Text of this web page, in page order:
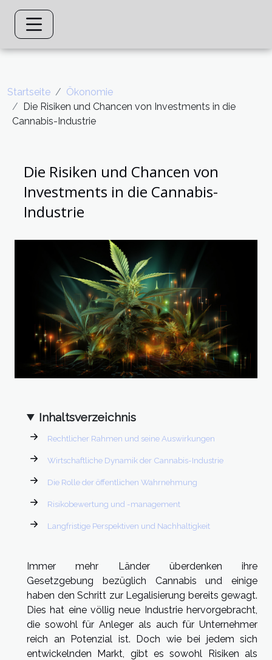
Startseite
Ökonomie
Die Risiken und Chancen von Investments in die
Cannabis-Industrie
Die Risiken und Chancen von
Investments in die Cannabis-
Industrie
Inhaltsverzeichnis
Rechtlicher Rahmen und seine Auswirkungen
Wirtschaftliche Dynamik der Cannabis-Industrie
Die Rolle der öffentlichen Wahrnehmung
Risikobewertung und -management
Langfristige Perspektiven und Nachhaltigkeit
Immer mehr Länder überdenken ihre
Gesetzgebung bezüglich Cannabis und einige
haben den Schritt zur Legalisierung bereits gewagt.
Dies hat eine völlig neue Industrie hervorgebracht,
die sowohl für Anleger als auch für Unternehmer
reich an Potenzial ist. Doch wie bei jedem sich
entwickelnden Markt, gibt es sowohl Risiken als